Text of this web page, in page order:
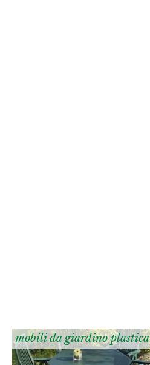
mobili da giardino plastica